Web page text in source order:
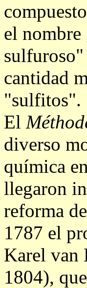
el
sulfuroso"
cantidad
"sulfitos".
El
diverso
química
llegaron
reforma
1787 el
Karel van
1804),